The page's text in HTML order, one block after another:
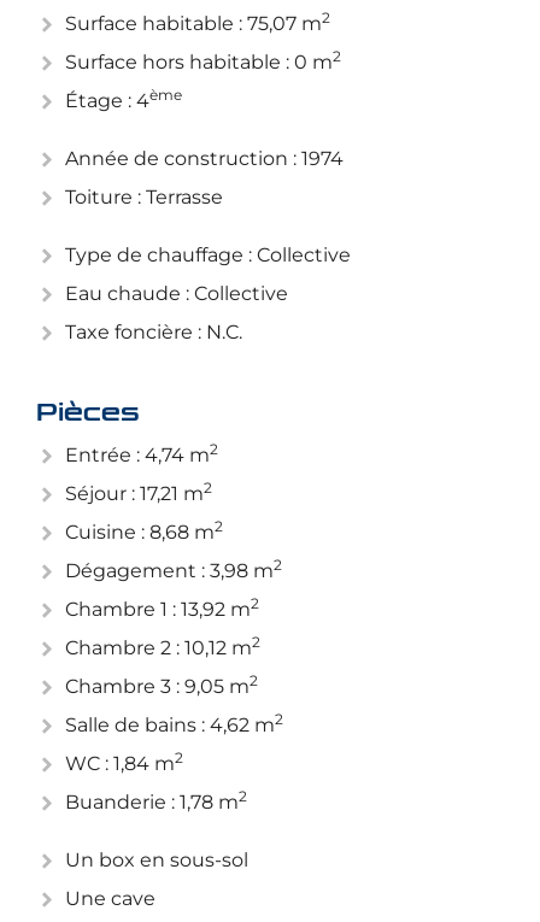
Surface habitable : 75,07 m2
Surface hors habitable : 0 m2
Étage : 4ème
Année de construction : 1974
Toiture : Terrasse
Type de chauffage : Collective
Eau chaude : Collective
Taxe foncière : N.C.
Pièces
Entrée : 4,74 m2
Séjour : 17,21 m2
Cuisine : 8,68 m2
Dégagement : 3,98 m2
Chambre 1 : 13,92 m2
Chambre 2 : 10,12 m2
Chambre 3 : 9,05 m2
Salle de bains : 4,62 m2
WC : 1,84 m2
Buanderie : 1,78 m2
Un box en sous-sol
Une cave